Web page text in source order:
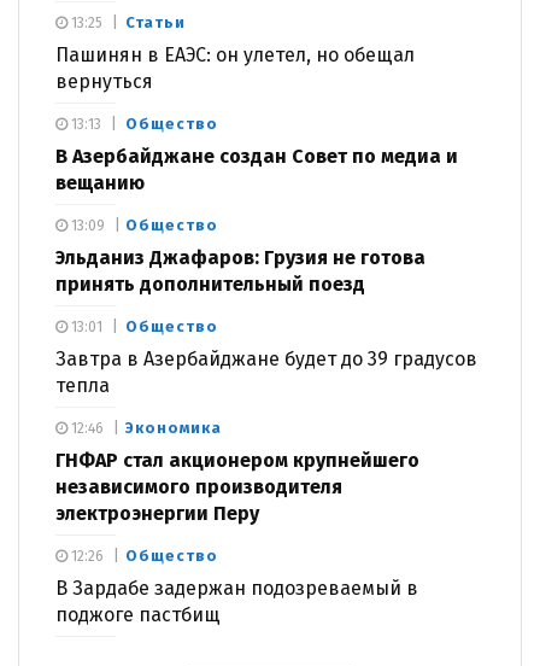
Статьи
Пашинян в ЕАЭС: он улетел, но обещал
вернуться
13:25
Общество
В Азербайджане создан Совет по медиа и
вещанию
13:13
Общество
Эльданиз Джафаров: Грузия не готова
принять дополнительный поезд
13:09
Общество
Завтра в Азербайджане будет до 39 градусов
тепла
13:01
Экономика
ГНФАР стал акционером крупнейшего
независимого производителя
электроэнергии Перу
12:46
Общество
В Зардабе задержан подозреваемый в
поджоге пастбищ
12:26